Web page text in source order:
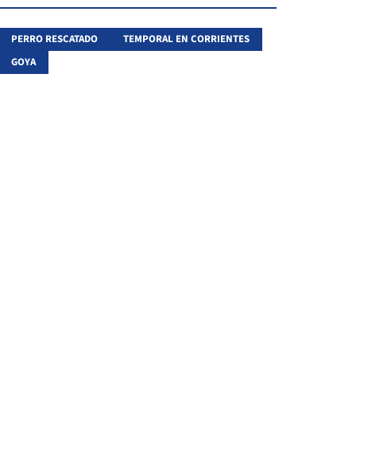
PERRO RESCATADO
TEMPORAL EN CORRIENTES
GOYA